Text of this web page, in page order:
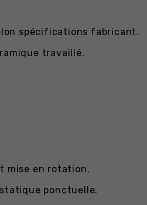
spécifications fabricant.
travaillé.
mise en rotation.
ponctuelle.